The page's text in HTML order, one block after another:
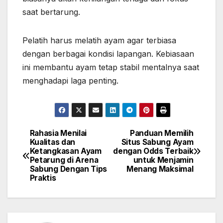
saat bertarung.
Pelatih harus melatih ayam agar terbiasa
dengan berbagai kondisi lapangan. Kebiasaan
ini membantu ayam tetap stabil mentalnya saat
menghadapi laga penting.
Post
navigation
Panduan Memilih
Situs Sabung Ayam
dengan Odds Terbaik
untuk Menjamin
Menang Maksimal
Rahasia Menilai
Kualitas dan
Ketangkasan Ayam
Petarung di Arena
Sabung Dengan Tips
Praktis